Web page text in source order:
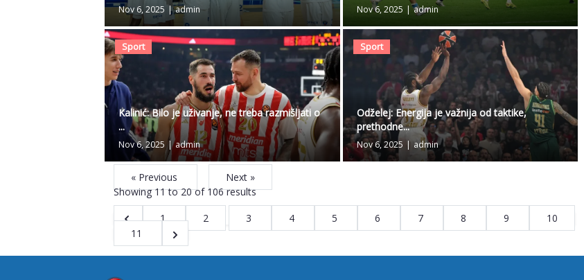
Nov 6, 2025 | admin Nov 6, 2025 | admin
Sport
Kalinić: Bilo je uživanje, ne treba razmišljati o
...
Nov 6, 2025 | admin
Sport
Odželej: Energija je važnija od taktike,
prethodne...
Nov 6, 2025 | admin
« Previous
Next »
Showing11to20of 106results
1
2 3 4 5 6 7 8 9
10
11